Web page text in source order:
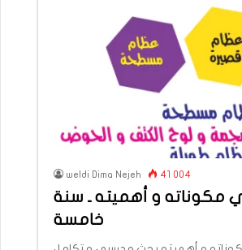
weldi Dima Nejeh 41 004
مكوناته و أهميته ـ سنة
خامسة